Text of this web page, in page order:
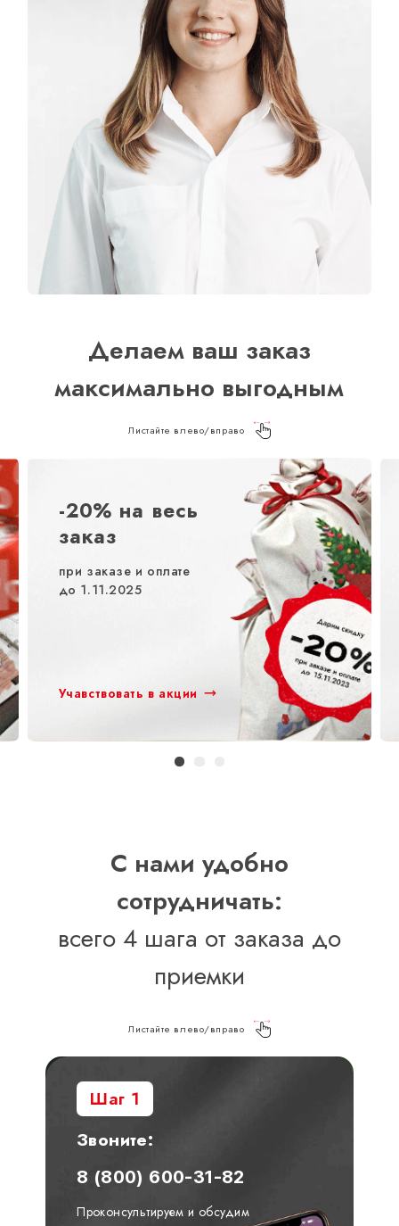
Делаем ваш заказ
максимально выгодным
Листайте влево/вправо
-20% на весь
заказ
при заказе и оплате
до 1.11.2025
Учавствовать в акции
С нами удобно
сотрудничать:
всего 4 шага от заказа до
приемки
Листайте влево/вправо
Шаг 1
Звоните:
8 (800) 600-31-82
Проконсультируем и обсудим